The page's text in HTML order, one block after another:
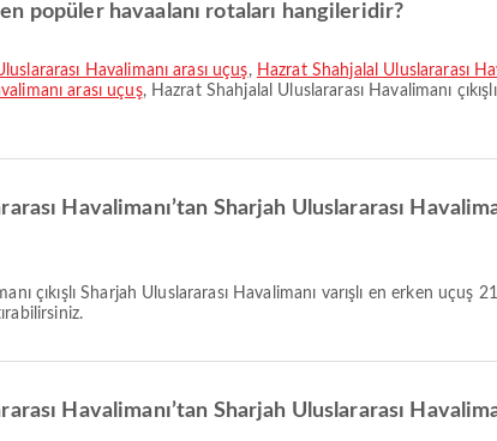
popüler havaalanı rotaları hangileridir?
Havalimanı arası uçuş, Hazrat Shahjalal Uluslararası
arası uçuş, Hazrat Shahjalal Uluslararası Havalimanı
Havalimanı’tan Sharjah Uluslararası
Havalimanı’tan Sharjah Uluslararası